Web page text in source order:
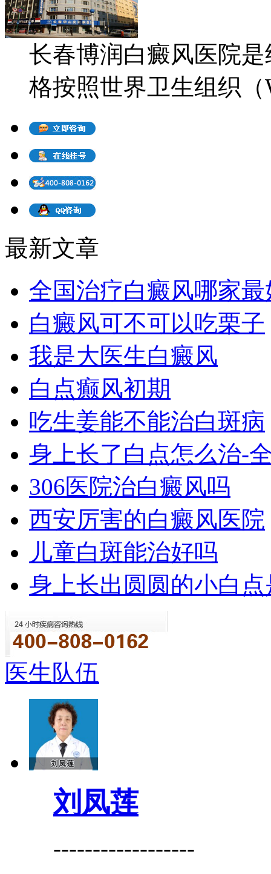
长春博润白癜风医院
格按照世界卫生组织（
最新文章
全国治疗白癜风哪家
白癜风可不可以吃栗子
我是大医生白癜风
白点癫风初期
吃生姜能不能治白斑病
身上长了白点怎么治-
306医院治白癜风吗
西安厉害的白癜风医院
儿童白斑能治好吗
身上长出圆圆的小白
医生队伍
刘凤莲
------------------